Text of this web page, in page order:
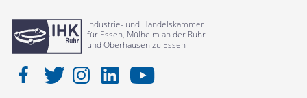
Industrie- und Handelskammer
für Essen, Mülheim an der Ruhr
und Oberhausen zu Essen